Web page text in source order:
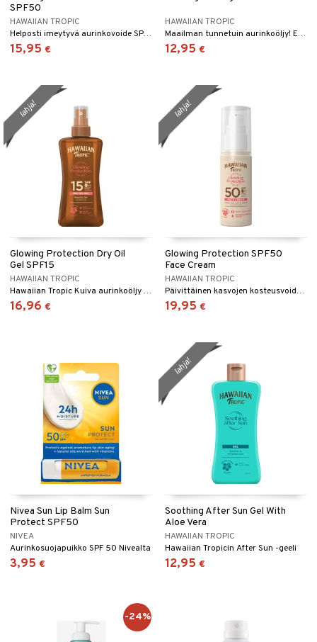
SPF50
HAWAIIAN TROPIC
Helposti imeytyvä aurinkovoide SPF 50 Hawaiian Tropicilta
15,95 €
HAWAIIAN TROPIC
Maailman tunnetuin aurinkoöljy! Ei aurinkosuojaa Hawaiian Tropicilta
12,95 €
Glowing Protection Dry Oil
Gel SPF15
HAWAIIAN TROPIC
Hawaiian Tropic Kuiva aurinkoöljy sprayna suojakertoimella 15
16,96 €
lahja!
Glowing Protection SPF50
Face Cream
HAWAIIAN TROPIC
Päivittäinen kasvojen kosteusvoide SPF50:llä, öljytön koostumus Hawaiian Tropicilta.
19,95 €
lahja!
Nivea Sun Lip Balm Sun
Protect SPF50
NIVEA
Aurinkosuojapuikko SPF 50 Nivealta
3,95 €
Soothing After Sun Gel With
Aloe Vera
HAWAIIAN TROPIC
Hawaiian Tropicin After Sun -geeli
12,95 €
lahja!
-24%
& Soujaus
& Ihonpuhdistus